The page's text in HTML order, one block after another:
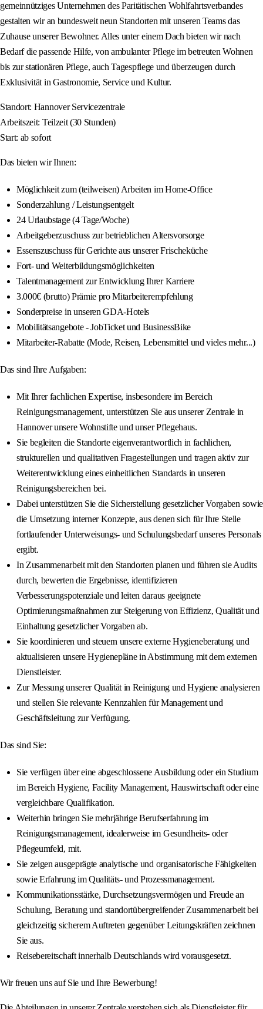
gemeinnütziges Unternehmen des Paritätischen Wohlfahrtsverbandes
gestalten wir an bundesweit neun Standorten mit unseren Teams das
Zuhause unserer Bewohner. Alles unter einem Dach bieten wir nach
Bedarf die passende Hilfe, von ambulanter Pflege im betreuten Wohnen
bis zur stationären Pflege, auch Tagespflege und überzeugen durch
Exklusivität in Gastronomie, Service und Kultur.
Standort: Hannover Servicezentrale
Arbeitszeit: Teilzeit (30 Stunden)
Start: ab sofort
Das bieten wir Ihnen:
Möglichkeit zum (teilweisen) Arbeiten im Home-Office
Sonderzahlung / Leistungsentgelt
24 Urlaubstage (4 Tage/Woche)
Arbeitgeberzuschuss zur betrieblichen Altersvorsorge
Essenszuschuss für Gerichte aus unserer Frischeküche
Fort- und Weiterbildungsmöglichkeiten
Talentmanagement zur Entwicklung Ihrer Karriere
3.000€ (brutto) Prämie pro Mitarbeiterempfehlung
Sonderpreise in unseren GDA-Hotels
Mobilitätsangebote - JobTicket und BusinessBike
Mitarbeiter-Rabatte (Mode, Reisen, Lebensmittel und vieles mehr...)
Das sind Ihre Aufgaben:
Mit Ihrer fachlichen Expertise, insbesondere im Bereich
Reinigungsmanagement, unterstützen Sie aus unserer Zentrale in
Hannover unsere Wohnstifte und unser Pflegehaus.
Sie begleiten die Standorte eigenverantwortlich in fachlichen,
strukturellen und qualitativen Fragestellungen und tragen aktiv zur
Weiterentwicklung eines einheitlichen Standards in unseren
Reinigungsbereichen bei.
Dabei unterstützen Sie die Sicherstellung gesetzlicher Vorgaben sowie
die Umsetzung interner Konzepte, aus denen sich für Ihre Stelle
fortlaufender Unterweisungs- und Schulungsbedarf unseres Personals
ergibt.
In Zusammenarbeit mit den Standorten planen und führen sie Audits
durch, bewerten die Ergebnisse, identifizieren
Verbesserungspotenziale und leiten daraus geeignete
Optimierungsmaßnahmen zur Steigerung von Effizienz, Qualität und
Einhaltung gesetzlicher Vorgaben ab.
Sie koordinieren und steuern unsere externe Hygieneberatung und
aktualisieren unsere Hygienepläne in Abstimmung mit dem externen
Dienstleister.
Zur Messung unserer Qualität in Reinigung und Hygiene analysieren
und stellen Sie relevante Kennzahlen für Management und
Geschäftsleitung zur Verfügung.
Das sind Sie:
Sie verfügen über eine abgeschlossene Ausbildung oder ein Studium
im Bereich Hygiene, Facility Management, Hauswirtschaft oder eine
vergleichbare Qualifikation.
Weiterhin bringen Sie mehrjährige Berufserfahrung im
Reinigungsmanagement, idealerweise im Gesundheits- oder
Pflegeumfeld, mit.
Sie zeigen ausgeprägte analytische und organisatorische Fähigkeiten
sowie Erfahrung im Qualitäts- und Prozessmanagement.
Kommunikationsstärke, Durchsetzungsvermögen und Freude an
Schulung, Beratung und standortübergreifender Zusammenarbeit bei
gleichzeitig sicherem Auftreten gegenüber Leitungskräften zeichnen
Sie aus.
Reisebereitschaft innerhalb Deutschlands wird vorausgesetzt.
Wir freuen uns auf Sie und Ihre Bewerbung!